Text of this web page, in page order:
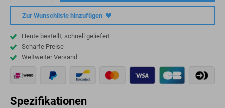
Zur Wunschliste hinzufügen
Heute bestellt, schnell geliefert
Scharfe Preise
Weltweiter Versand
Spezifikationen